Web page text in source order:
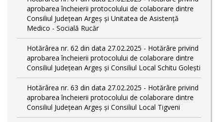
aprobarea încheierii protocolului de colaborare dintre
Consiliul Județean Argeș și Unitatea de Asistență
Medico - Socială Rucăr
Hotărârea nr. 62 din data 27.02.2025 - Hotărâre privind
aprobarea încheierii protocolului de colaborare dintre
Consiliul Județean Argeș și Consiliul Local Schitu Golești
Hotărârea nr. 63 din data 27.02.2025 - Hotărâre privind
aprobarea încheierii protocolului de colaborare dintre
Consiliul Județean Argeș și Consiliul Local Tigveni